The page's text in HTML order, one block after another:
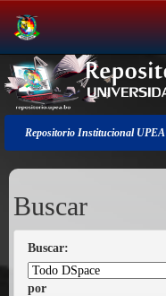
Salir
de
la
navegación
Repositorio Institucional UPEA
Buscar
Buscar:
por